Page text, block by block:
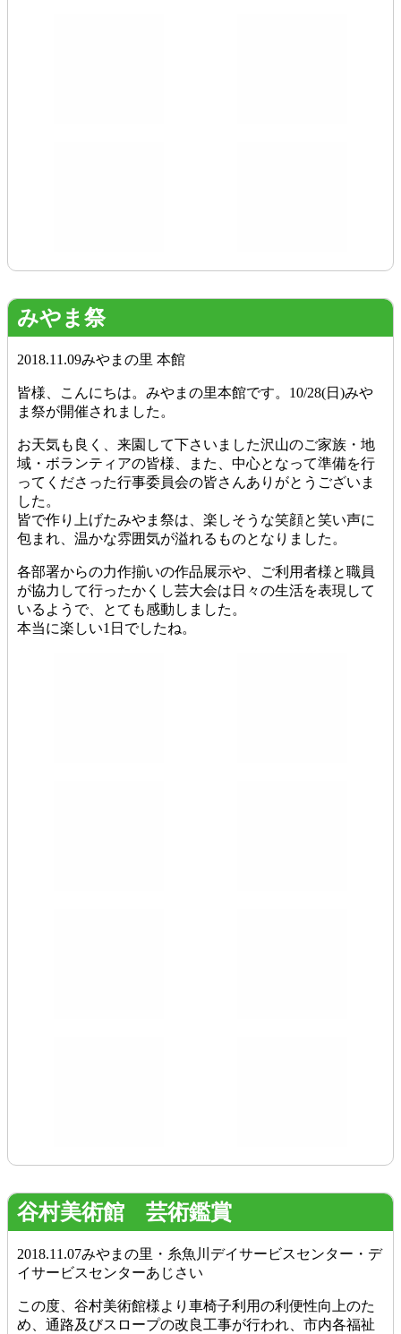
みやま祭
2018.11.09みやまの里 本館
皆様、こんにちは。みやまの里本館です。10/28(日)みや
ま祭が開催されました。
お天気も良く、来園して下さいました沢山のご家族・地
域・ボランティアの皆様、また、中心となって準備を行
ってくださった行事委員会の皆さんありがとうございま
した。
皆で作り上げたみやま祭は、楽しそうな笑顔と笑い声に
包まれ、温かな雰囲気が溢れるものとなりました。
各部署からの力作揃いの作品展示や、ご利用者様と職員
が協力して行ったかくし芸大会は日々の生活を表現して
いるようで、とても感動しました。
本当に楽しい1日でしたね。
谷村美術館 芸術鑑賞
2018.11.07みやまの里・糸魚川デイサービスセンター・デ
イサービスセンターあじさい
この度、谷村美術館様より車椅子利用の利便性向上のた
め、通路及びスロープの改良工事が行われ、市内各福祉